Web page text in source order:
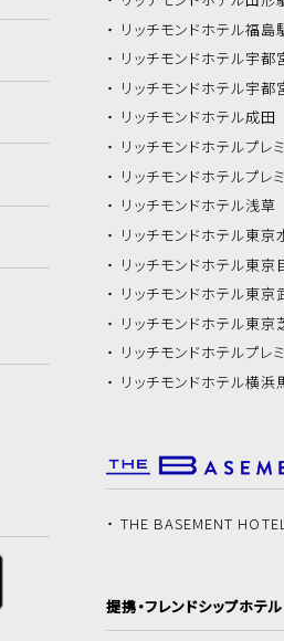
リッチモンドホテル福島
リッチモンドホテル宇都
リッチモンドホテル宇都
リッチモンドホテル成田
リッチモンドホテルプレ
リッチモンドホテルプレ
リッチモンドホテル浅草
リッチモンドホテル東京
リッチモンドホテル東京
リッチモンドホテル東京
リッチモンドホテル東京
リッチモンドホテルプレ
リッチモンドホテル横浜
THE BASEMENT
提携・フレンドシップホテル